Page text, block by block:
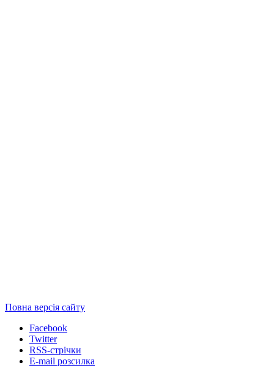
Повна версія сайту
Facebook
Twitter
RSS-стрічки
E-mail розсилка